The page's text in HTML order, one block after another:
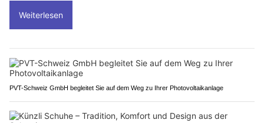
Weiterlesen
PVT-Schweiz GmbH begleitet Sie auf dem Weg zu Ihrer Photovoltaikanlage